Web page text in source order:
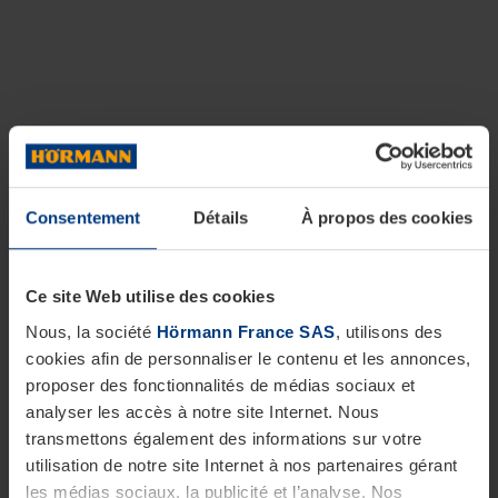
Consentement Détails À propos des cookies
Ce site Web utilise des cookies
Nous, la société Hörmann France SAS, utilisons des
cookies afin de personnaliser le contenu et les annonces,
proposer des fonctionnalités de médias sociaux et
analyser les accès à notre site Internet. Nous
transmettons également des informations sur votre
utilisation de notre site Internet à nos partenaires gérant
les médias sociaux, la publicité et l’analyse. Nos